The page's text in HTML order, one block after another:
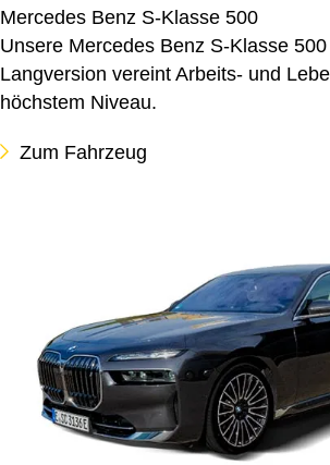
Mercedes Benz S-Klasse 500
Unsere Mercedes Benz S-Klasse
Langversion vereint Arbeits- und
höchstem Niveau.
Zum Fahrzeug